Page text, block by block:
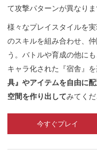
て攻撃パターンが異なりま
様々なプレイスタイルを
のスキルを組み合わせ、
う。バトルや育成の他に
キャラ化された『宿舎』
具』やアイテムを自由に
空間を作り出してみてくだ
今すぐプレイ